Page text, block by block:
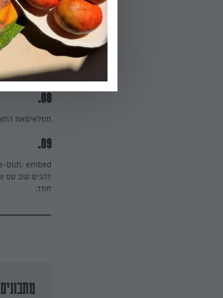
הפעלת טיימר
07.
בקערהגדולה
08.
ממלאיםאת
09.
להגיש שוב עם
חמד.